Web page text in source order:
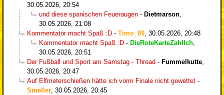
30.05.2026, 20:54
und diese spanischen Feueraugen - Dietmarson
30.05.2026, 21:08
Kommentator macht Spaß :D - Timo_89 30.05.2026, 20:48
Kommentator macht Spaß :D - DieRoteKarteZahlIch
30.05.2026, 20:51
Der Fußball und Sport am Samstag - Thread - Fummelkutte
30.05.2026, 20:47
Auf Elfmeterschießen hätte ich vorm Finale nicht gewettet -
Smeller 30.05.2026, 20:45